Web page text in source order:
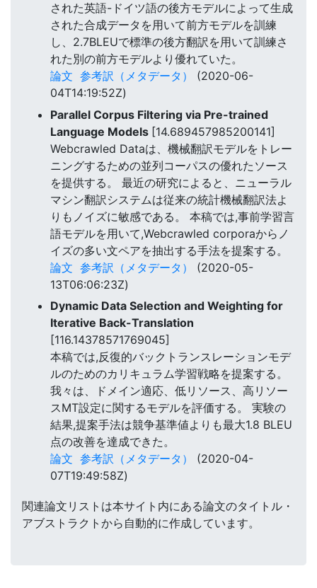
された英語-ドイツ語の後方モデルによって生成
された合成データを用いて前方モデルを訓練
し、2.7BLEUで標準の後方翻訳を用いて訓練さ
れた別の前方モデルより優れていた。
論文 参考訳（メタデータ）
(2020-06-
04T14:19:52Z)
Parallel Corpus Filtering via Pre-trained
Language Models [14.689457985200141]
Webcrawled Dataは、機械翻訳モデルをトレー
ニングするための並列コーパスの優れたソース
を提供する。 最近の研究によると、ニューラル
マシン翻訳システムは従来の統計機械翻訳法よ
りもノイズに敏感である。 本稿では,事前学習言
語モデルを用いて,Webcrawled corporaからノ
イズの多い文ペアを抽出する手法を提案する。
論文 参考訳（メタデータ）
(2020-05-
13T06:06:23Z)
Dynamic Data Selection and Weighting for
Iterative Back-Translation
[116.14378571769045]
本稿では,反復的バックトランスレーションモデ
ルのためのカリキュラム学習戦略を提案する。
我々は、ドメイン適応、低リソース、高リソー
スMT設定に関するモデルを評価する。 実験の
結果,提案手法は競争基準値よりも最大1.8 BLEU
点の改善を達成できた。
論文 参考訳（メタデータ）
(2020-04-
07T19:49:58Z)
関連論文リストは本サイト内にある論文のタイトル・
アブストラクトから自動的に作成しています。